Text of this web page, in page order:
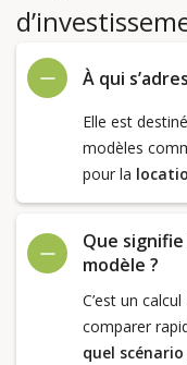
À qui
Elle est
modèles
pour la
Que
modèle ?
C’est un calcul
comparer
quel